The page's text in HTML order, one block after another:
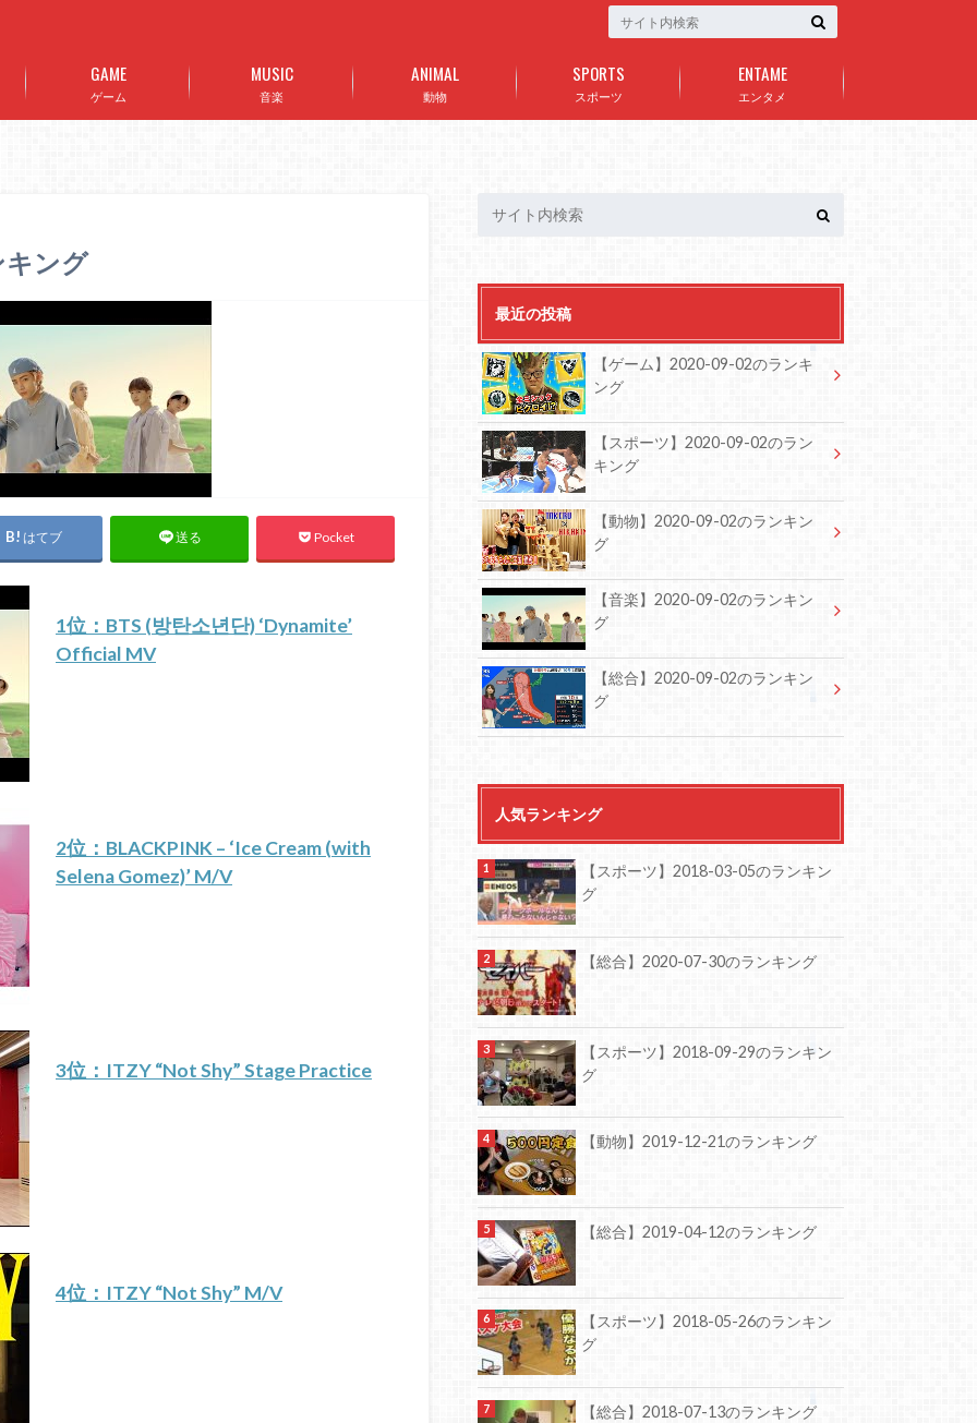
ゲーム
GAME
音楽
MUSIC
動物
ANIMAL
スポーツ
SPORTS
エンタメ
ENTAME
キング
はてブ 送る Pocket
1位：BTS (방탄소년단) ‘Dynamite’
Official MV
2位：BLACKPINK – ‘Ice Cream (with
Selena Gomez)’ M/V
3位：ITZY “Not Shy” Stage Practice
4位：ITZY “Not Shy” M/V
最近の投稿
【ゲーム】2020-09-02のランキ
ング
【スポーツ】2020-09-02のラン
キング
【動物】2020-09-02のランキン
グ
【音楽】2020-09-02のランキン
グ
【総合】2020-09-02のランキン
グ
人気ランキング
【スポーツ】2018-03-05のランキン
グ
【総合】2020-07-30のランキング
【スポーツ】2018-09-29のランキン
グ
【動物】2019-12-21のランキング
【総合】2019-04-12のランキング
【スポーツ】2018-05-26のランキン
グ
【総合】2018-07-13のランキング